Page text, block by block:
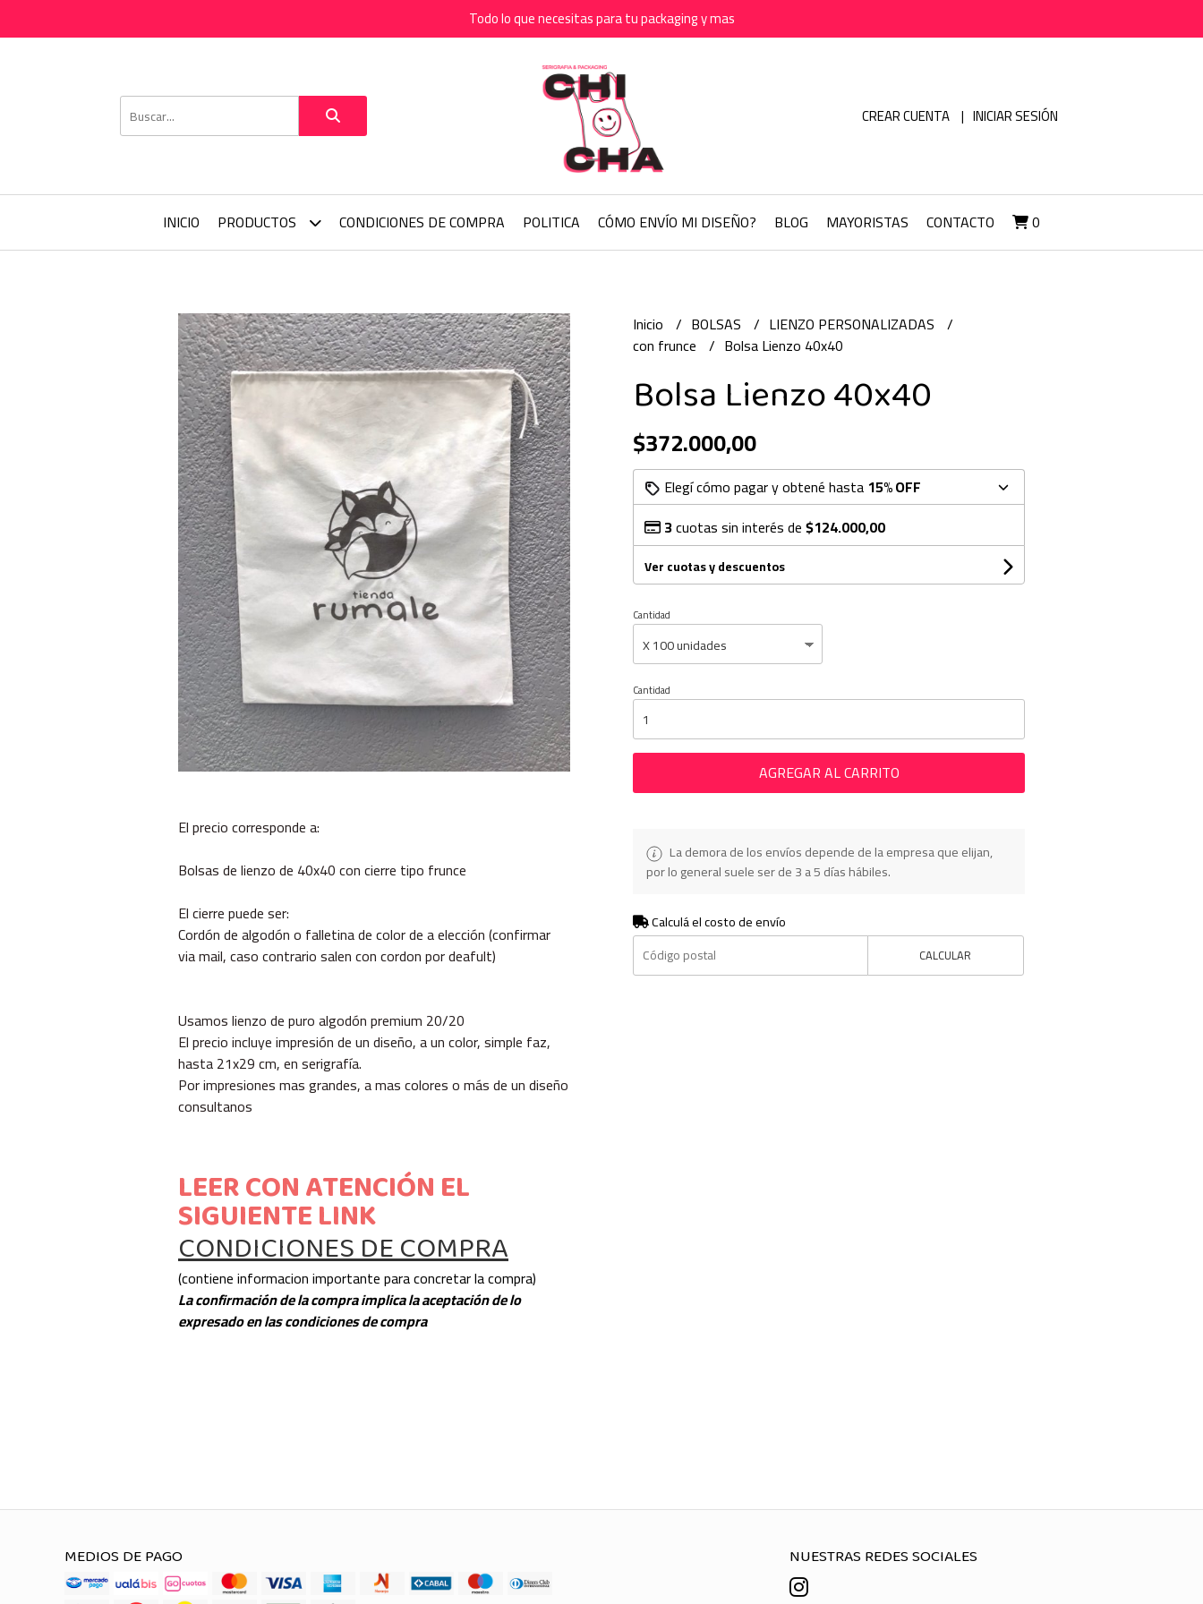
Todo lo que necesitas para tu packaging y mas
CREAR CUENTA INICIAR SESIÓN
INICIO PRODUCTOS CONDICIONES DE COMPRA POLITICA CÓMO ENVÍO MI DISEÑO? BLOG MAYORISTAS CONTACTO 0
El precio corresponde a:
Bolsas de lienzo de 40x40 con cierre tipo frunce
El cierre puede ser:
Cordón de algodón o falletina de color de a elección (confirmar
via mail, caso contrario salen con cordon por deafult)
Usamos lienzo de puro algodón premium 20/20
El precio incluye impresión de un diseño, a un color, simple faz,
hasta 21x29 cm, en serigrafía.
Por impresiones mas grandes, a mas colores o más de un diseño
consultanos
LEER CON ATENCIÓN EL
SIGUIENTE LINK
CONDICIONES DE COMPRA
(contiene informacion importante para concretar la compra)
La confirmación de la compra implica la aceptación de lo
expresado en las condiciones de compra
Inicio BOLSAS
LIENZO PERSONALIZADAS
con frunce
Bolsa Lienzo 40x40
Bolsa Lienzo 40x40
$372.000,00
Elegí cómo pagar y obtené hasta 15% OFF
3cuotas sin interés de$124.000,00
Ver cuotas y descuentos
Cantidad
Cantidad
AGREGAR AL CARRITO
La demora de los envíos depende de la empresa que elijan,
por lo general suele ser de 3 a 5 días hábiles.
Calculá el costo de envío
CALCULAR
MEDIOS DE PAGO NUESTRAS REDES SOCIALES